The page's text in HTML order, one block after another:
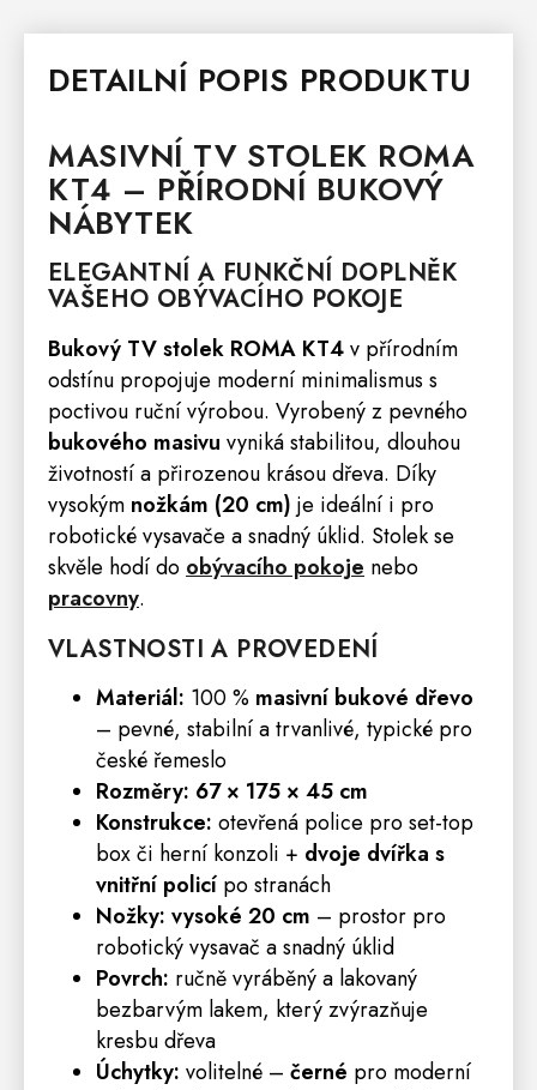
DETAILNÍ POPIS PRODUKTU
MASIVNÍ TV STOLEK ROMA
KT4 – PŘÍRODNÍ BUKOVÝ
NÁBYTEK
ELEGANTNÍ A FUNKČNÍ DOPLNĚK
VAŠEHO OBÝVACÍHO POKOJE
Bukový TV stolek ROMA KT4v přírodním
odstínu propojuje moderní minimalismus s
poctivou ruční výrobou. Vyrobený z pevného
bukového masivu vyniká stabilitou, dlouhou
životností a přirozenou krásou dřeva. Díky
vysokým nožkám (20 cm) je ideální i pro
robotické vysavače a snadný úklid. Stolek se
skvěle hodí do obývacího pokoje nebo
pracovny.
VLASTNOSTI A PROVEDENÍ
Materiál: 100 % masivní bukové dřevo
– pevné, stabilní a trvanlivé, typické pro
české řemeslo
Rozměry: 67 × 175 × 45 cm
Konstrukce: otevřená police pro set-top
box či herní konzoli + dvoje dvířka s
vnitřní policí po stranách
Nožky: vysoké 20 cm – prostor pro
robotický vysavač a snadný úklid
Povrch: ručně vyráběný a lakovaný
bezbarvým lakem, který zvýrazňuje
kresbu dřeva
Úchytky: volitelné – černé pro moderní